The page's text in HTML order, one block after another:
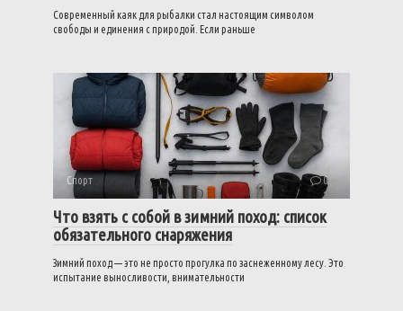
Современный каяк для рыбалки стал настоящим символом
свободы и единения с природой. Если раньше
Спорт 0
Что взять с собой в зимний поход: список
обязательного снаряжения
Зимний поход — это не просто прогулка по заснеженному лесу. Это
испытание выносливости, внимательности